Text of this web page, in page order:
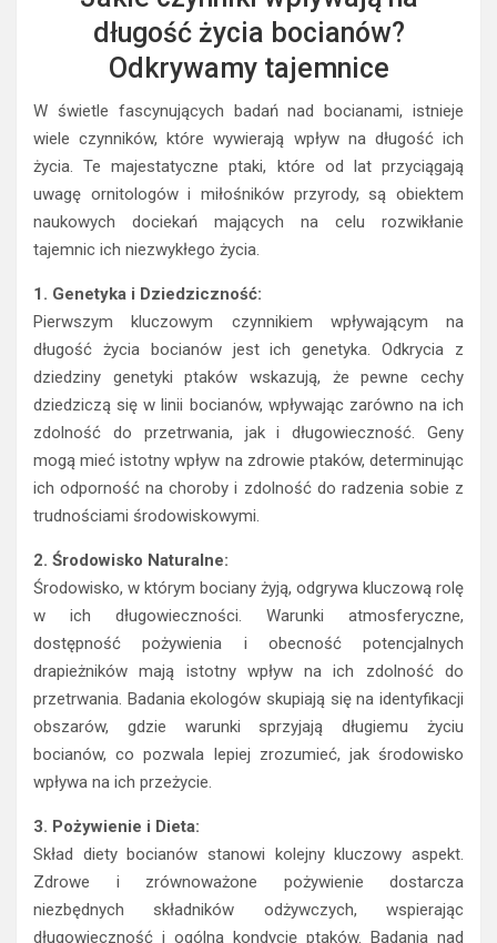
długość życia bocianów?
Odkrywamy tajemnice
W świetle fascynujących badań nad bocianami, istnieje
wiele czynników, które wywierają wpływ na długość ich
życia. Te majestatyczne ptaki, które od lat przyciągają
uwagę ornitologów i miłośników przyrody, są obiektem
naukowych dociekań mających na celu rozwikłanie
tajemnic ich niezwykłego życia.
1. Genetyka i Dziedziczność:
Pierwszym kluczowym czynnikiem wpływającym na
długość życia bocianów jest ich genetyka. Odkrycia z
dziedziny genetyki ptaków wskazują, że pewne cechy
dziedziczą się w linii bocianów, wpływając zarówno na ich
zdolność do przetrwania, jak i długowieczność. Geny
mogą mieć istotny wpływ na zdrowie ptaków, determinując
ich odporność na choroby i zdolność do radzenia sobie z
trudnościami środowiskowymi.
2. Środowisko Naturalne:
Środowisko, w którym bociany żyją, odgrywa kluczową rolę
w ich długowieczności. Warunki atmosferyczne,
dostępność pożywienia i obecność potencjalnych
drapieżników mają istotny wpływ na ich zdolność do
przetrwania. Badania ekologów skupiają się na identyfikacji
obszarów, gdzie warunki sprzyjają długiemu życiu
bocianów, co pozwala lepiej zrozumieć, jak środowisko
wpływa na ich przeżycie.
3. Pożywienie i Dieta:
Skład diety bocianów stanowi kolejny kluczowy aspekt.
Zdrowe i zrównoważone pożywienie dostarcza
niezbędnych składników odżywczych, wspierając
długowieczność i ogólną kondycję ptaków. Badania nad